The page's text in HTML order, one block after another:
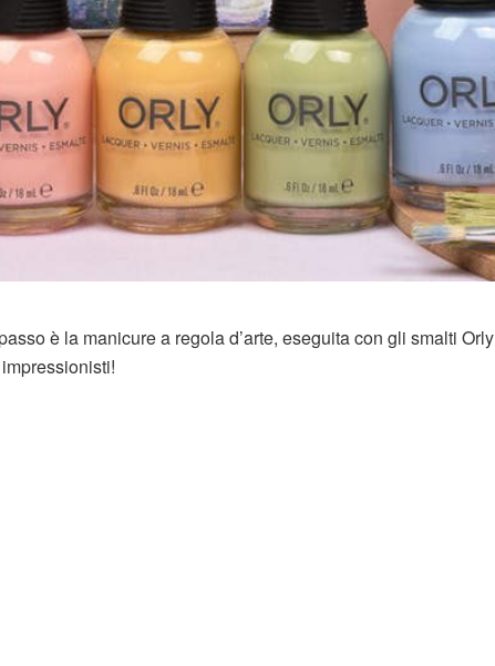
è la manicure a regola d’arte, eseguita con gli smalti Orly